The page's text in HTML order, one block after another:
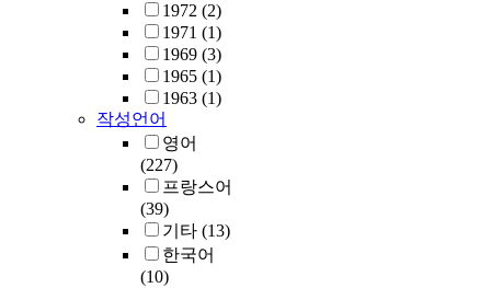
1972 (2)
1971 (1)
1969 (3)
1965 (1)
1963 (1)
작성언어
영어
(227)
프랑스어
(39)
기타 (13)
한국어
(10)